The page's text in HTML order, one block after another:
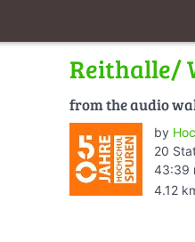
Reithalle/
from the audio
by
20
43:39
4.12